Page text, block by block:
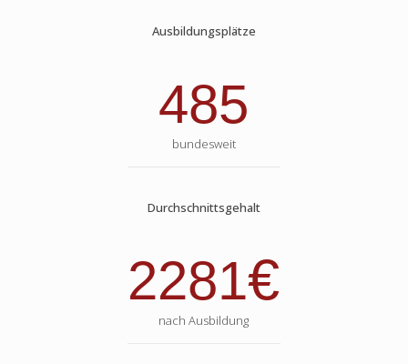
Ausbildungsplätze
485
bundesweit
Durchschnittsgehalt
2281€
nach Ausbildung